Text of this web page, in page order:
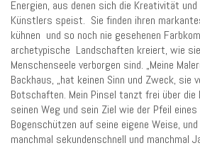
Energien, aus denen sich die Kreativität
Künstlers speist. Sie finden ihren
kühnen und so noch nie gesehenen
archetypische Landschaften kreiert, wie
Menschenseele verborgen sind. „Meine
Backhaus, „hat keinen Sinn und Zweck, sie
Botschaften. Mein Pinsel tanzt frei über die
seinen Weg und sein Ziel wie der Pfeil
Bogenschützen auf seine eigene Weise,
manchmal sekundenschnell und manchmal